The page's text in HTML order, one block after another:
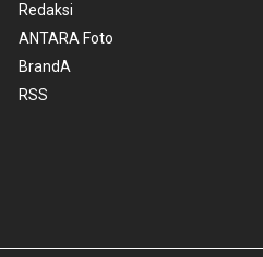
Redaksi
ANTARA Foto
BrandA
RSS